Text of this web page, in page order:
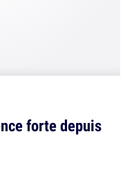
forte depuis